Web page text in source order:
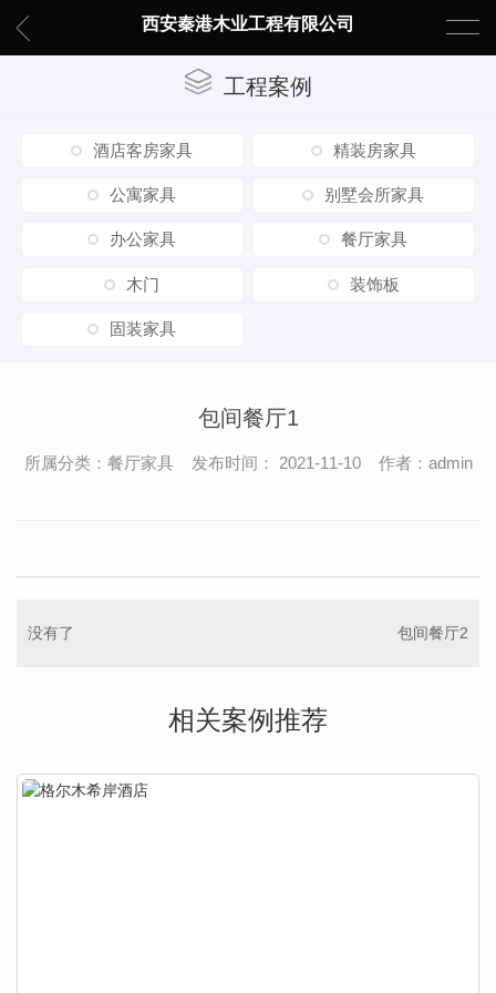
西安秦港木业工程有限公司
工程案例
酒店客房家具 精装房家具
公寓家具 别墅会所家具
办公家具 餐厅家具
木门 装饰板
固装家具
包间餐厅1
所属分类：餐厅家具 发布时间： 2021-11-10 作者：admin
没有了 包间餐厅2
相关案例推荐